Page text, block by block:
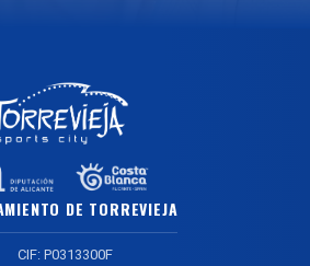
DE TORREVIEJA
CIF: P0313300F